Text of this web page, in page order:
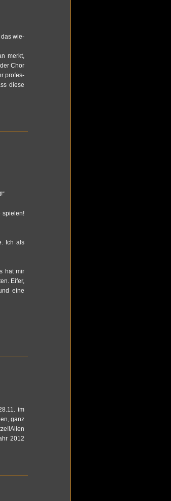
das wie­
merkt,
Chor
pro­fes­
diese
spie­len!
Ich als
hat mir
Eifer,
eine
im
ganz
2012